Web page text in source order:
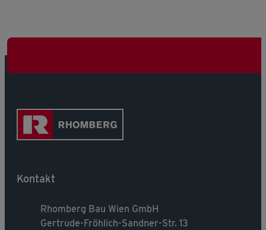
Kontakt
Rhomberg Bau Wien GmbH
Gertrude-Fröhlich-Sandner-Str. 13